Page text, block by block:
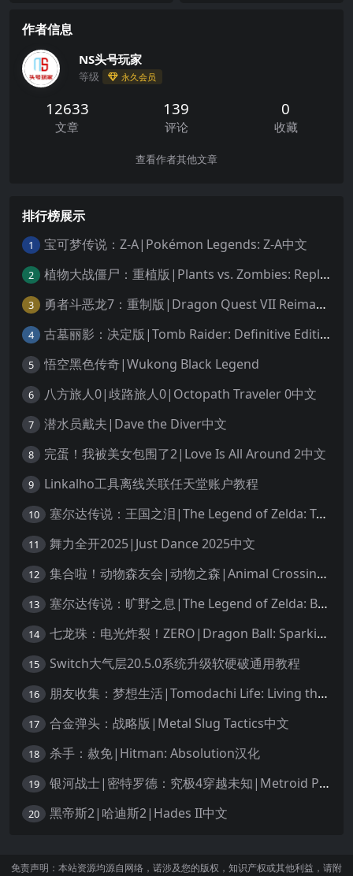
作者信息
NS头号玩家
等级 永久会员
12633
文章
139
评论
0
收藏
查看作者其他文章
排行榜展示
1 宝可梦传说：Z-A|Pokémon Legends: Z-A中文
2 植物大战僵尸：重植版|Plants vs. Zombies: Replanted中文
3 勇者斗恶龙7：重制版|Dragon Quest VII Reimagined中文
4 古墓丽影：决定版|Tomb Raider: Definitive Edition中文
5 悟空黑色传奇|Wukong Black Legend
6 八方旅人0|歧路旅人0|Octopath Traveler 0中文
7 潜水员戴夫|Dave the Diver中文
8 完蛋！我被美女包围了2|Love Is All Around 2中文
9 Linkalho工具离线关联任天堂账户教程
10 塞尔达传说：王国之泪|The Legend of Zelda: Tears of the Kingdom中文
11 舞力全开2025|Just Dance 2025中文
12 集合啦！动物森友会|动物之森|Animal Crossing: New Horizons中文
13 塞尔达传说：旷野之息|The Legend of Zelda: Breath of the Wild中文
14 七龙珠：电光炸裂！ZERO|Dragon Ball: Sparking! Zero中文
15 Switch大气层20.5.0系统升级软硬破通用教程
16 朋友收集：梦想生活|Tomodachi Life: Living the Dream中文
17 合金弹头：战略版|Metal Slug Tactics中文
18 杀手：赦免|Hitman: Absolution汉化
19 银河战士|密特罗德：究极4穿越未知|Metroid Prime 4: Beyond中文
20 黑帝斯2|哈迪斯2|Hades II中文
免责声明：本站资源均源自网络，诺涉及您的版权，知识产权或其他利益，请附